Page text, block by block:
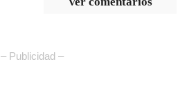
– Publicidad –